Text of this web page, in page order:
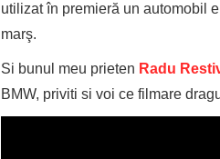
utilizat în premieră un automobil
marş.
Si bunul meu prieten Radu
BMW, priviti si voi ce filmare